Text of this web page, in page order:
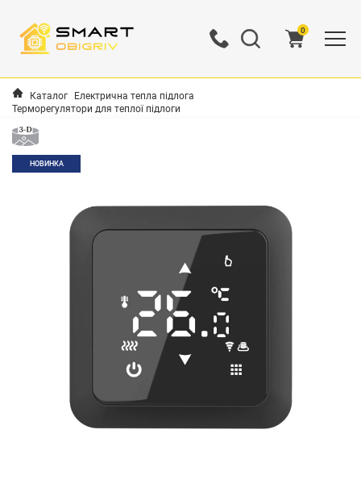
0
Каталог Електрична тепла підлога
Терморегулятори для теплої підлоги
НОВИНКА